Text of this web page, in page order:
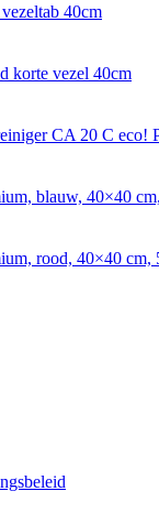
40cm
korte vezel 40cm
CA 20 C eco!
blauw, 40×40
rood, 40×40 cm,